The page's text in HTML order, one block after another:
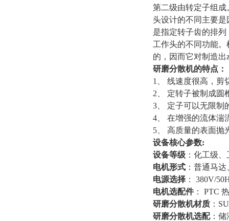
第二级由转定子组
头设计的不同主要
是指定转子齿的排
工作头的不同功能
的，因而它对制造
研磨分散机的特点：
1、 线速度很高，剪
2、 定转子被制成圆
3、 定子可以无限制
4、 在增强的流体湍
5、 高质量的表面抛
设备核心参数:
设备等级 ：化工级
电机形式 ：普通马
电源选择 ： 380V/
电机选配件： PTC
研磨分散机材质 ：
研磨分散机选配：储